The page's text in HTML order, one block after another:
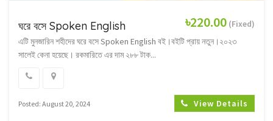
৳220.00 (Fixed)
ঘরে বসে Spoken English
এটি মুনজারিন শহীদের ঘরে বসে Spoken English বই।বইটি প্রায় নতুন।২০২৩
সালেই কেনা হয়েছে। রকমারিতে এর দাম ২৮৮ টাক...
Posted: August 20, 2024 View Details